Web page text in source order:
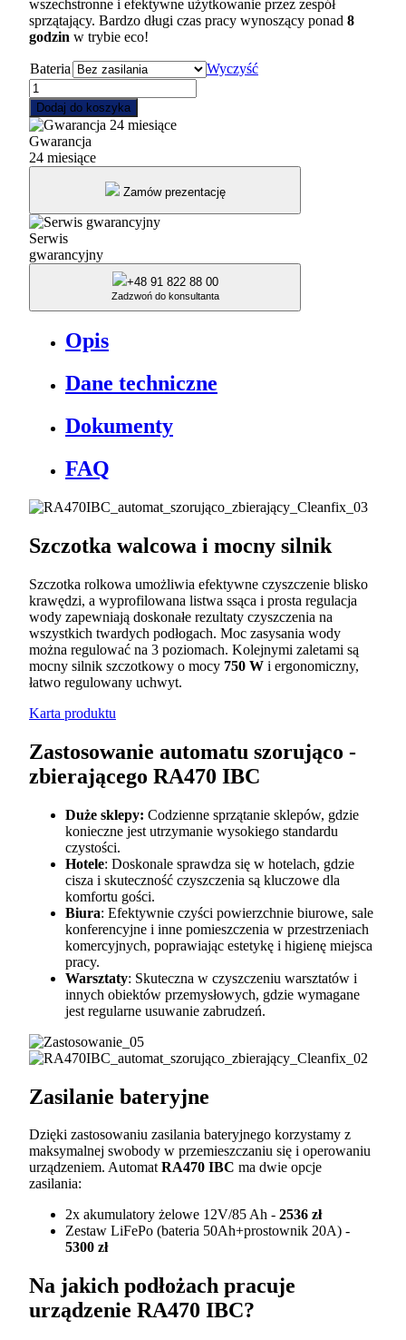
wszechstronne i efektywne użytkowanie przez zespół
sprzątający. Bardzo długi czas pracy wynoszący ponad 8
godzin w trybie eco!
Bateria
Wyczyść
ilość
RA470
IBC
automat
szorująco
-
Dodaj do koszyka
Gwarancja
24 miesiące
Zamów prezentację
Serwis
gwarancyjny
+48 91 822 88 00
Zadzwoń do konsultanta
Opis
Dane techniczne
Dokumenty
FAQ
Szczotka walcowa i mocny silnik
Szczotka rolkowa umożliwia efektywne czyszczenie blisko
krawędzi, a wyprofilowana listwa ssąca i prosta regulacja
wody zapewniają doskonałe rezultaty czyszczenia na
wszystkich twardych podłogach. Moc zasysania wody
można regulować na 3 poziomach. Kolejnymi zaletami są
mocny silnik szczotkowy o mocy 750 W i ergonomiczny,
łatwo regulowany uchwyt.
Karta produktu
Zastosowanie automatu szorująco -
zbierającego RA470 IBC
Duże sklepy: Codzienne sprzątanie sklepów, gdzie
konieczne jest utrzymanie wysokiego standardu
czystości.
Hotele: Doskonale sprawdza się w hotelach, gdzie
cisza i skuteczność czyszczenia są kluczowe dla
komfortu gości.
Biura: Efektywnie czyści powierzchnie biurowe, sale
konferencyjne i inne pomieszczenia w przestrzeniach
komercyjnych, poprawiając estetykę i higienę miejsca
pracy.
Warsztaty: Skuteczna w czyszczeniu warsztatów i
innych obiektów przemysłowych, gdzie wymagane
jest regularne usuwanie zabrudzeń.
Zasilanie bateryjne
Dzięki zastosowaniu zasilania bateryjnego korzystamy z
maksymalnej swobody w przemieszczaniu się i operowaniu
urządzeniem. AutomatRA470 IBC ma dwie opcje
zasilania:
2x akumulatory żelowe 12V/85 Ah - 2536 zł
Zestaw LiFePo (bateria 50Ah+prostownik 20A) -
5300 zł
Na jakich podłożach pracuje
urządzenie RA470 IBC?